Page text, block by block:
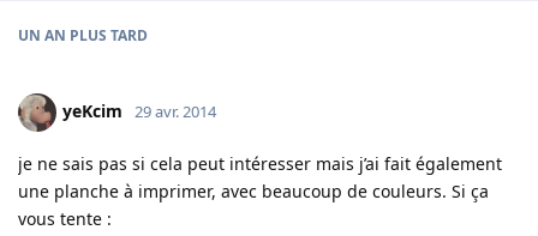
UN AN PLUS TARD
yeKcim 29 avr. 2014
je ne sais pas si cela peut intéresser mais j’ai fait également
une planche à imprimer, avec beaucoup de couleurs. Si ça
vous tente :